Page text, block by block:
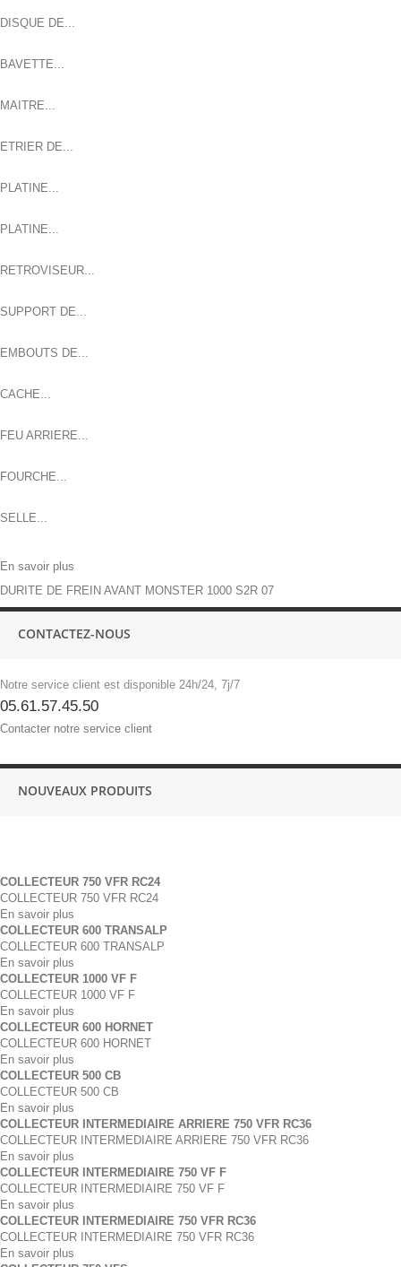
DISQUE DE...
BAVETTE...
MAITRE...
ETRIER DE...
PLATINE...
PLATINE...
RETROVISEUR...
SUPPORT DE...
EMBOUTS DE...
CACHE...
FEU ARRIERE...
FOURCHE...
SELLE...
En savoir plus
DURITE DE FREIN AVANT MONSTER 1000 S2R 07
CONTACTEZ-NOUS
Notre service client est disponible 24h/24, 7j/7
05.61.57.45.50
Contacter notre service client
NOUVEAUX PRODUITS
COLLECTEUR 750 VFR RC24
COLLECTEUR 750 VFR RC24
En savoir plus
COLLECTEUR 600 TRANSALP
COLLECTEUR 600 TRANSALP
En savoir plus
COLLECTEUR 1000 VF F
COLLECTEUR 1000 VF F
En savoir plus
COLLECTEUR 600 HORNET
COLLECTEUR 600 HORNET
En savoir plus
COLLECTEUR 500 CB
COLLECTEUR 500 CB
En savoir plus
COLLECTEUR INTERMEDIAIRE ARRIERE 750 VFR RC36
COLLECTEUR INTERMEDIAIRE ARRIERE 750 VFR RC36
En savoir plus
COLLECTEUR INTERMEDIAIRE 750 VF F
COLLECTEUR INTERMEDIAIRE 750 VF F
En savoir plus
COLLECTEUR INTERMEDIAIRE 750 VFR RC36
COLLECTEUR INTERMEDIAIRE 750 VFR RC36
En savoir plus